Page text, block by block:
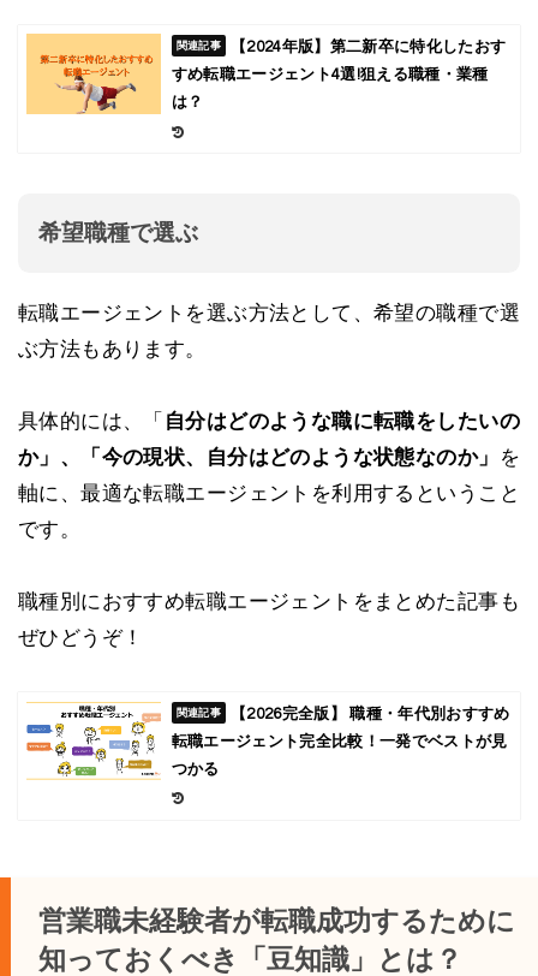
【2024年版】第二新卒に特化したおす
すめ転職エージェント4選!狙える職種・業種
は？
希望職種で選ぶ
転職エージェントを選ぶ方法として、希望の職種で選
ぶ方法もあります。
具体的には、「 自分はどのような職に転職をしたいの
か」、「今の現状、自分はどのような状態なのか」
を
軸に、最適な転職エージェントを利用するということ
です。
職種別におすすめ転職エージェントをまとめた記事も
ぜひどうぞ！
【2026完全版】 職種・年代別おすすめ
転職エージェント完全比較！一発でベストが見
つかる
営業職未経験者が転職成功するために
知っておくべき「豆知識」とは？